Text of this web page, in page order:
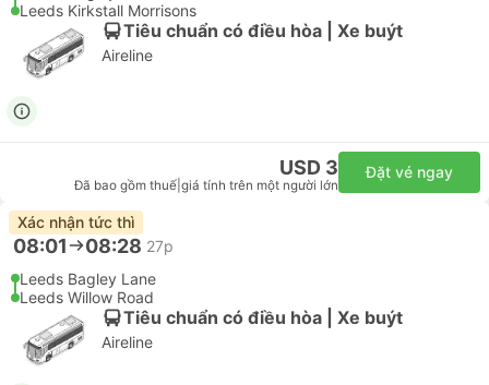
Leeds Kirkstall Morrisons
Tiêu chuẩn có điều hòa | Xe buýt
Aireline
USD 3
Đã bao gồm thuế giá tính trên một người lớn
Đặt vé ngay
Xác nhận tức thì
08:01 08:28 27p
Leeds Bagley Lane
Leeds Willow Road
Tiêu chuẩn có điều hòa | Xe buýt
Aireline